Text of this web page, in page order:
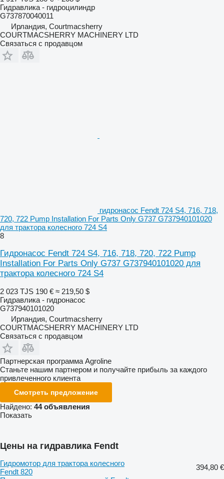
Гидравлика - гидроцилиндр
G737870040011
Ирландия, Courtmacsherry
COURTMACSHERRY MACHINERY LTD
Связаться с продавцом
гидронасос Fendt 724 S4, 716, 718,
720, 722 Pump Installation For Parts Only G737 G737940101020
для трактора колесного 724 S4
8
Гидронасос Fendt 724 S4, 716, 718, 720, 722 Pump
Installation For Parts Only G737 G737940101020 для
трактора колесного 724 S4
2 023 TJS 190 € ≈ 219,50 $
Гидравлика - гидронасос
G737940101020
Ирландия, Courtmacsherry
COURTMACSHERRY MACHINERY LTD
Связаться с продавцом
Партнерская программа Agroline
Станьте нашим партнером и получайте прибыль за каждого
привлеченного клиента
Смотреть предложение
Найдено: 44 объявления
Показать
Цены на гидравлика Fendt
Гидромотор для трактора колесного
Fendt 820
394,80 €